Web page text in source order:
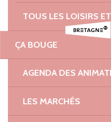
TOUS LES LOISIRS
ÇA BOUGE
AGENDA DES
LES MARCHÉS
les familles